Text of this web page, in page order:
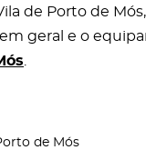
de Porto de
geral e o
de Mós